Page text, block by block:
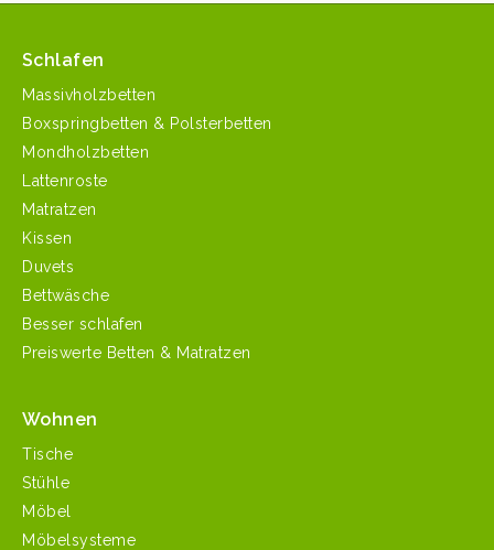
Schlafen
Massivholzbetten
Boxspringbetten & Polsterbetten
Mondholzbetten
Lattenroste
Matratzen
Kissen
Duvets
Bettwäsche
Besser schlafen
Preiswerte Betten & Matratzen
Wohnen
Tische
Stühle
Möbel
Möbelsysteme